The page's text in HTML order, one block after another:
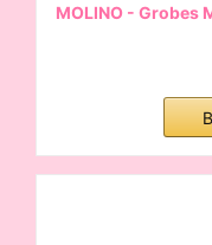
MOLINO - Grobes